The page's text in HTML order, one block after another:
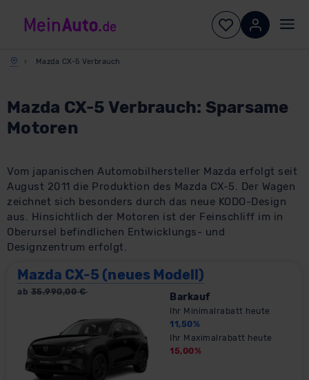
Mazda CX-5 Verbrauch
Mazda CX-5 Verbrauch: Sparsame
Motoren
Vom japanischen Automobilhersteller Mazda erfolgt seit
August 2011 die Produktion des Mazda CX-5. Der Wagen
zeichnet sich besonders durch das neue KODO-Design
aus. Hinsichtlich der Motoren ist der Feinschliff im in
Oberursel befindlichen Entwicklungs- und
Designzentrum erfolgt.
Mazda CX-5 (neues Modell)
ab 35.990,00€ Barkauf
Ihr Minimalrabatt heute
11,50%
Ihr Maximalrabatt heute
15,00%